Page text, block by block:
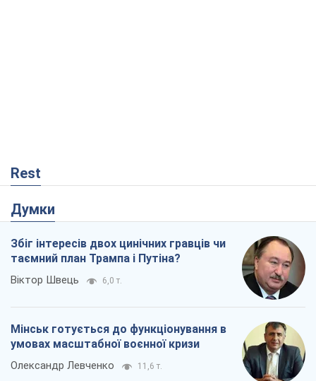
Rest
Думки
Збіг інтересів двох цинічних гравців чи
таємний план Трампа і Путіна?
Віктор Швець 6,0 т.
Мінськ готується до функціонування в
умовах масштабної воєнної кризи
Олександр Левченко 11,6 т.